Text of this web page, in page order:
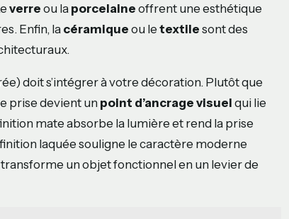
verre ou la porcelaine offrent une esthétique
Enfin, la céramique ou le textile sont des
doit s’intégrer à votre décoration. Plutôt que
prise devient un point d’ancrage visuel qui lie
mate absorbe la lumière et rend la prise
laquée souligne le caractère moderne
un objet fonctionnel en un levier de